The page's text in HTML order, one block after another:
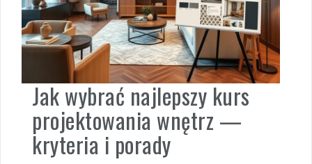
Jak wybrać najlepszy kurs
projektowania wnętrz —
kryteria i porady